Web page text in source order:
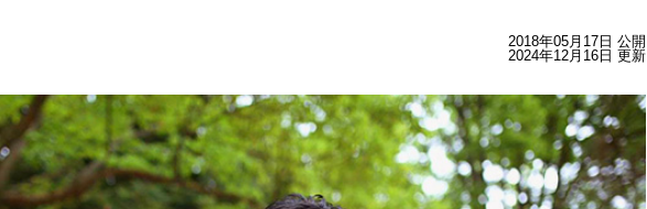
2018年05月17日 公開
2024年12月16日 更新